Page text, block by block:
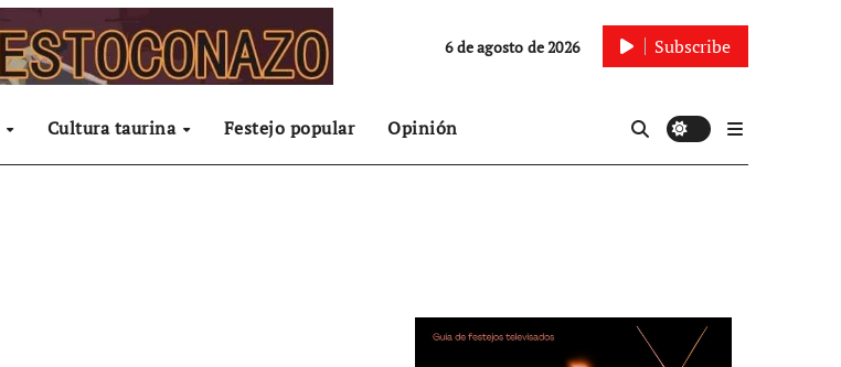
6 de agosto de 2026 Subscribe
Cultura taurina Festejo popular Opinión